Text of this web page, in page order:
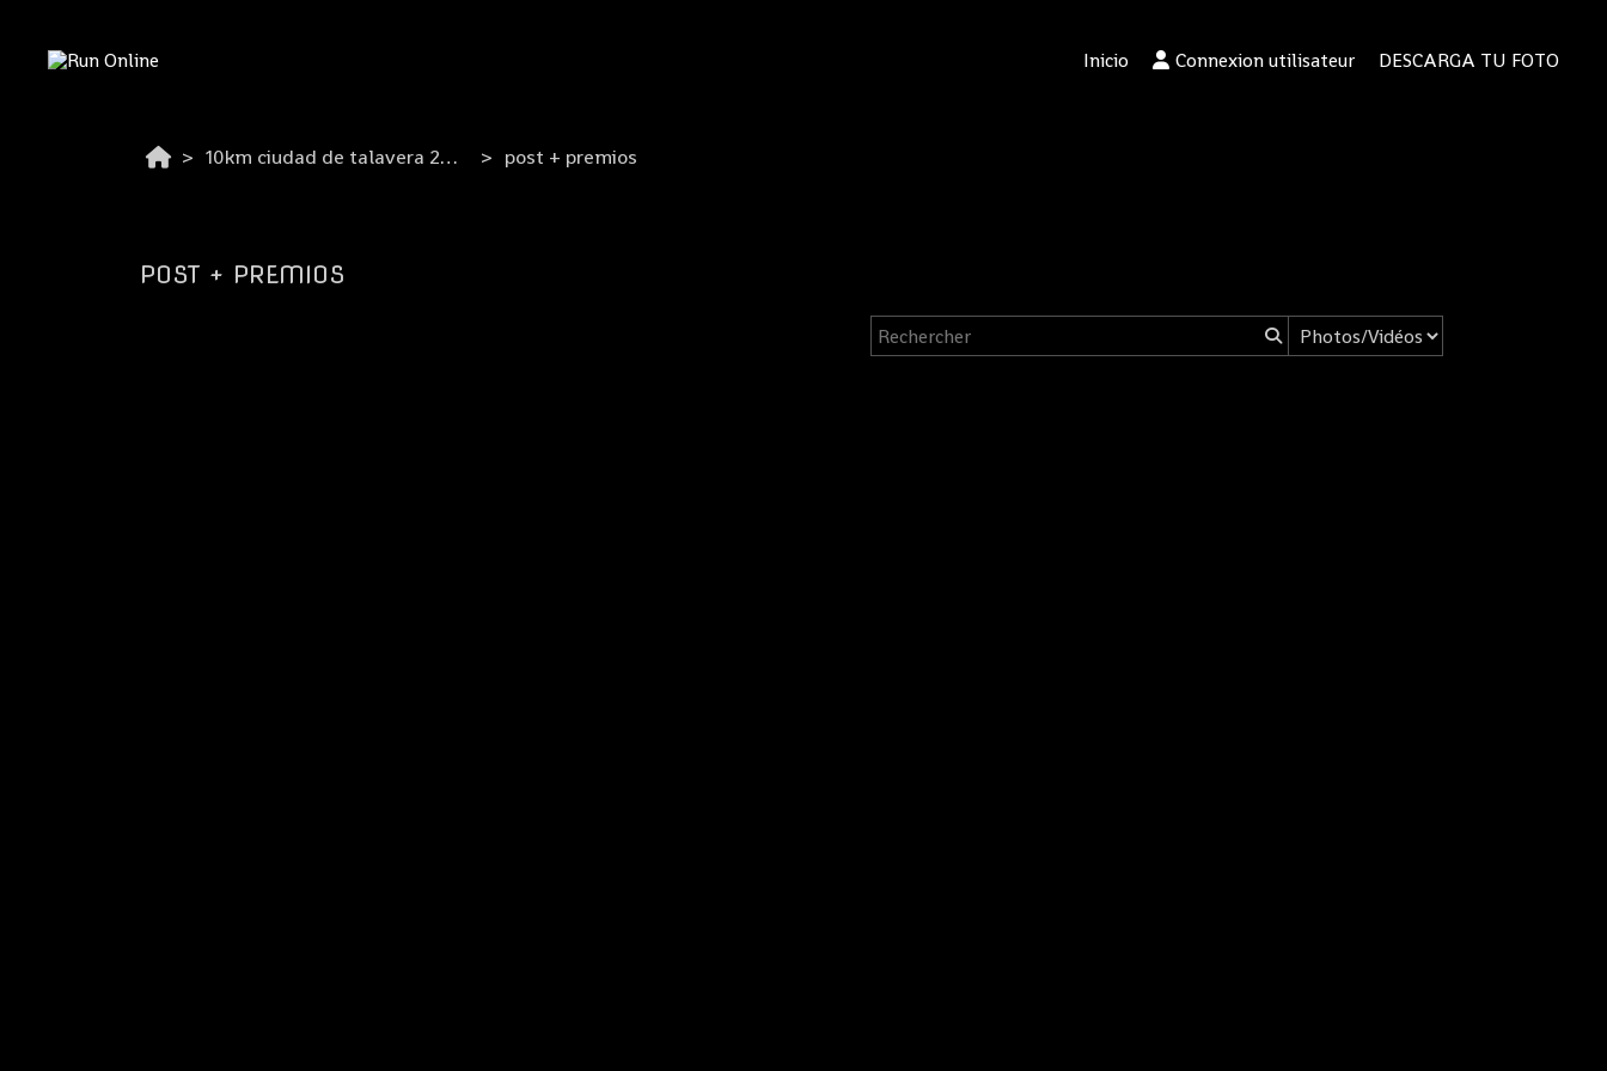
Inicio Connexion utilisateur DESCARGA TU FOTO
10km ciudad de talavera 2026 post + premios
POST + PREMIOS